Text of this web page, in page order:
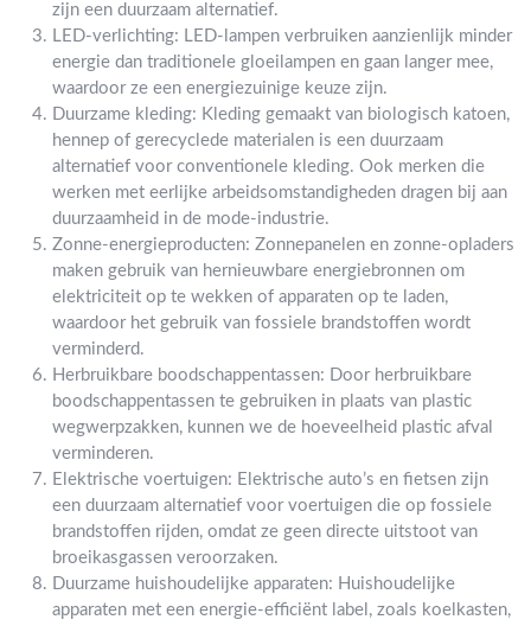
zijn een duurzaam alternatief.
LED-verlichting: LED-lampen verbruiken aanzienlijk minder
energie dan traditionele gloeilampen en gaan langer mee,
waardoor ze een energiezuinige keuze zijn.
Duurzame kleding: Kleding gemaakt van biologisch katoen,
hennep of gerecyclede materialen is een duurzaam
alternatief voor conventionele kleding. Ook merken die
werken met eerlijke arbeidsomstandigheden dragen bij aan
duurzaamheid in de mode-industrie.
Zonne-energieproducten: Zonnepanelen en zonne-opladers
maken gebruik van hernieuwbare energiebronnen om
elektriciteit op te wekken of apparaten op te laden,
waardoor het gebruik van fossiele brandstoffen wordt
verminderd.
Herbruikbare boodschappentassen: Door herbruikbare
boodschappentassen te gebruiken in plaats van plastic
wegwerpzakken, kunnen we de hoeveelheid plastic afval
verminderen.
Elektrische voertuigen: Elektrische auto’s en fietsen zijn
een duurzaam alternatief voor voertuigen die op fossiele
brandstoffen rijden, omdat ze geen directe uitstoot van
broeikasgassen veroorzaken.
Duurzame huishoudelijke apparaten: Huishoudelijke
apparaten met een energie-efficiënt label, zoals koelkasten,